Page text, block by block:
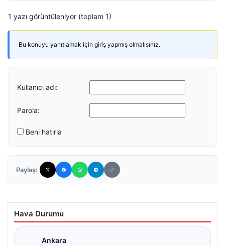
1 yazı görüntüleniyor (toplam 1)
Bu konuyu yanıtlamak için giriş yapmış olmalısınız.
Kullanıcı adı:
Parola:
Beni hatırla
Paylaş:
Hava Durumu
Ankara